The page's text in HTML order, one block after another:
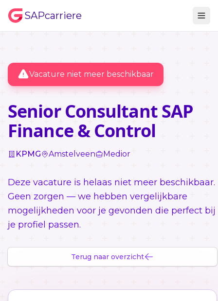
SAPcarriere
Vacature niet meer beschikbaar
Senior Consultant SAP
Finance & Control
KPMG Amstelveen Medior
Deze vacature is helaas niet meer beschikbaar.
Geen zorgen — we hebben vergelijkbare
mogelijkheden voor je gevonden die perfect bij
je profiel passen.
Terug naar overzicht